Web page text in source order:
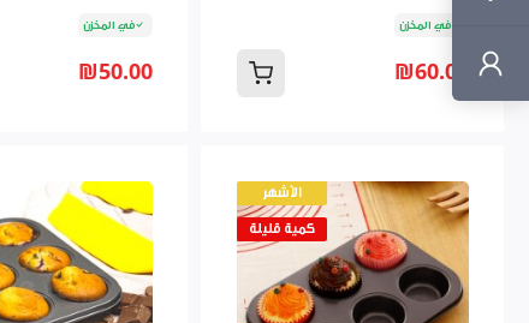
في المخزن
₪60.00
في المخزن
₪50.00
الأشهر
كمية قليلة